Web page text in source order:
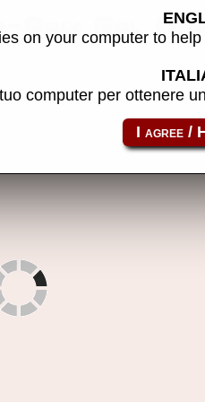
Prix Gal
link: ngpgal
on your computer to
computer per ottenere